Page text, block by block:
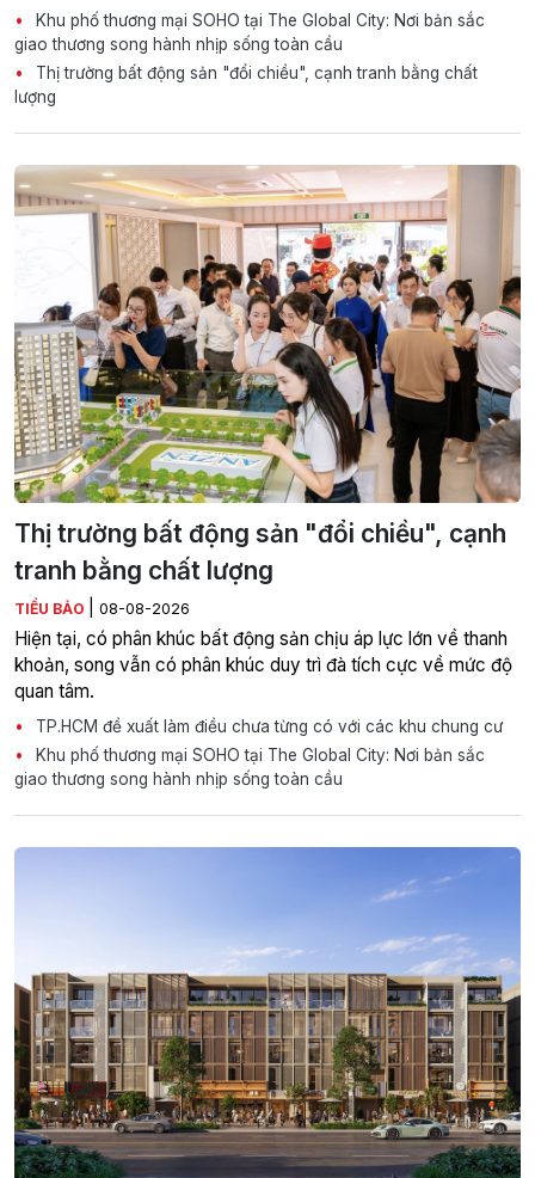
Khu phố thương mại SOHO tại The Global City: Nơi bản sắc
giao thương song hành nhịp sống toàn cầu
Thị trường bất động sản "đổi chiều", cạnh tranh bằng chất
lượng
Thị trường bất động sản "đổi chiều", cạnh
tranh bằng chất lượng
TIỂU BẢO 08-08-2026
Hiện tại, có phân khúc bất động sản chịu áp lực lớn về thanh
khoản, song vẫn có phân khúc duy trì đà tích cực về mức độ
quan tâm.
TP.HCM đề xuất làm điều chưa từng có với các khu chung cư
Khu phố thương mại SOHO tại The Global City: Nơi bản sắc
giao thương song hành nhịp sống toàn cầu